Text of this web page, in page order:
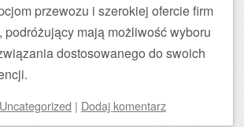
przewozu i szerokiej ofercie firm
podróżujący mają możliwość wyboru
dostosowanego do swoich
Uncategorized | Dodaj komentarz